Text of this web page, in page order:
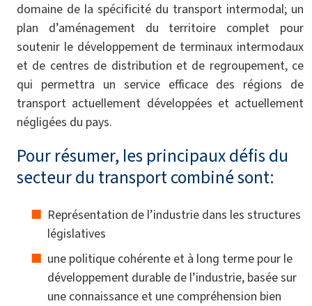
domaine de la spécificité du transport intermodal; un
plan d’aménagement du territoire complet pour
soutenir le développement de terminaux intermodaux
et de centres de distribution et de regroupement, ce
qui permettra un service efficace des régions de
transport actuellement développées et actuellement
négligées du pays.
Pour résumer, les principaux défis du
secteur du transport combiné sont:
Représentation de l’industrie dans les structures
législatives
une politique cohérente et à long terme pour le
développement durable de l’industrie, basée sur
une connaissance et une compréhension bien